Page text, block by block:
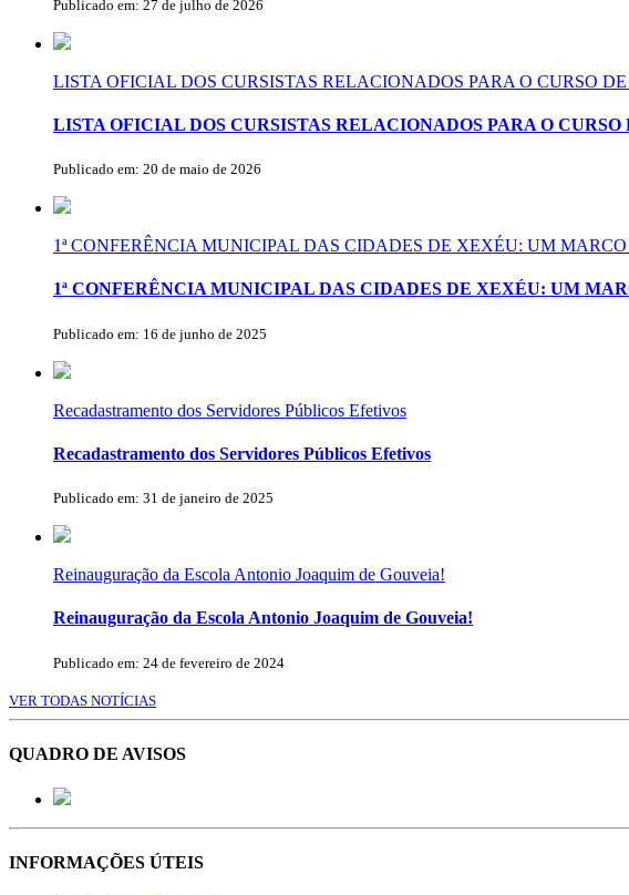
Publicado em: 27 de julho de 2026
LISTA OFICIAL DOS CURSISTAS RELACIONADOS PARA O CURSO
LISTA OFICIAL DOS CURSISTAS RELACIONADOS PARA O
Publicado em: 20 de maio de 2026
1ª CONFERÊNCIA MUNICIPAL DAS CIDADES DE XEXÉU: UM
1ª CONFERÊNCIA MUNICIPAL DAS CIDADES DE XEXÉU: UM
Publicado em: 16 de junho de 2025
Recadastramento dos Servidores Públicos Efetivos
Recadastramento dos Servidores Públicos Efetivos
Publicado em: 31 de janeiro de 2025
Reinauguração da Escola Antonio Joaquim de Gouveia!
Reinauguração da Escola Antonio Joaquim de Gouveia!
Publicado em: 24 de fevereiro de 2024
VER TODAS NOTÍCIAS
QUADRO DE AVISOS
INFORMAÇÕES ÚTEIS